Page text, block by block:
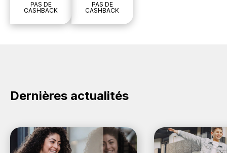
PAS DE
CASHBACK
PAS DE
CASHBACK
Dernières actualités